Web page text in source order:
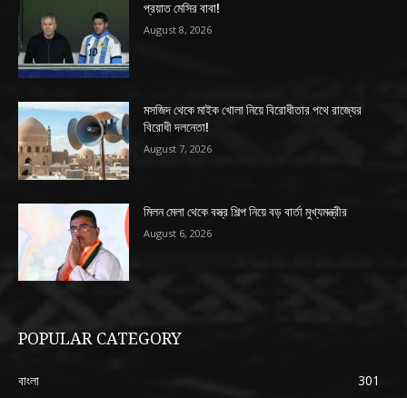
প্রয়াত মেসির বাবা!
August 8, 2026
মসজিদ থেকে মাইক খোলা নিয়ে বিরোধীতার পথে রাজ্যের
বিরোধী দলনেতা!
August 7, 2026
মিলন মেলা থেকে বস্ত্র শিল্প নিয়ে বড় বার্তা মুখ্যমন্ত্রীর
August 6, 2026
POPULAR CATEGORY
বাংলা
301